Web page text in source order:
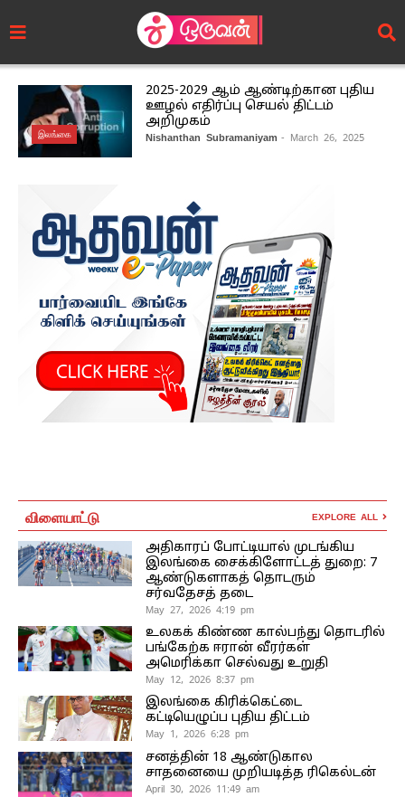
இலங்கை
2025-2029 ஆம் ஆண்டிற்கான புதிய
ஊழல் எதிர்ப்பு செயல் திட்டம்
அறிமுகம்
Nishanthan Subramaniyam - March 26, 2025
விளையாட்டு EXPLORE ALL
அதிகாரப் போட்டியால் முடங்கிய
இலங்கை சைக்கிளோட்டத் துறை: 7
ஆண்டுகளாகத் தொடரும்
சர்வதேசத் தடை
May 27, 2026 4:19 pm
உலகக் கிண்ண கால்பந்து தொடரில்
பங்கேற்க ஈரான் வீரர்கள்
அமெரிக்கா செல்வது உறுதி
May 12, 2026 8:37 pm
இலங்கை கிரிக்கெட்டை
கட்டியெழுப்ப புதிய திட்டம்
May 1, 2026 6:28 pm
சனத்தின் 18 ஆண்டுகால
சாதனையை முறியடித்த ரிகெல்டன்
April 30, 2026 11:49 am